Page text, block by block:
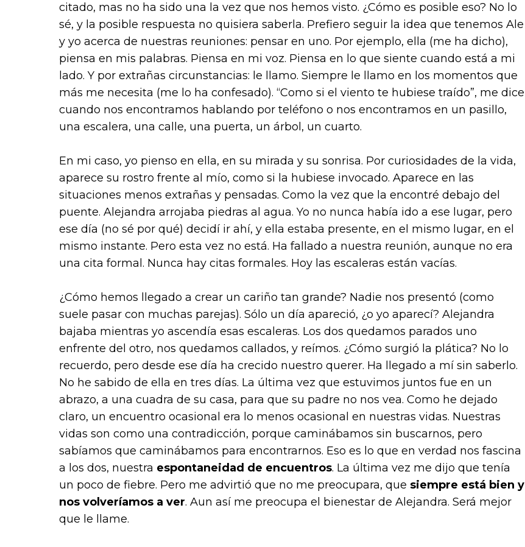
citado, mas no ha sido una la vez que nos hemos visto. ¿Cómo es posible eso? No lo
sé, y la posible respuesta no quisiera saberla. Prefiero seguir la idea que tenemos Ale
y yo acerca de nuestras reuniones: pensar en uno. Por ejemplo, ella (me ha dicho),
piensa en mis palabras. Piensa en mi voz. Piensa en lo que siente cuando está a mi
lado. Y por extrañas circunstancias: le llamo. Siempre le llamo en los momentos que
más me necesita (me lo ha confesado). “Como si el viento te hubiese traído”, me dice
cuando nos encontramos hablando por teléfono o nos encontramos en un pasillo,
una escalera, una calle, una puerta, un árbol, un cuarto.
En mi caso, yo pienso en ella, en su mirada y su sonrisa. Por curiosidades de la vida,
aparece su rostro frente al mío, como si la hubiese invocado. Aparece en las
situaciones menos extrañas y pensadas. Como la vez que la encontré debajo del
puente. Alejandra arrojaba piedras al agua. Yo no nunca había ido a ese lugar, pero
ese día (no sé por qué) decidí ir ahí, y ella estaba presente, en el mismo lugar, en el
mismo instante. Pero esta vez no está. Ha fallado a nuestra reunión, aunque no era
una cita formal. Nunca hay citas formales. Hoy las escaleras están vacías.
¿Cómo hemos llegado a crear un cariño tan grande? Nadie nos presentó (como
suele pasar con muchas parejas). Sólo un día apareció, ¿o yo aparecí? Alejandra
bajaba mientras yo ascendía esas escaleras. Los dos quedamos parados uno
enfrente del otro, nos quedamos callados, y reímos. ¿Cómo surgió la plática? No lo
recuerdo, pero desde ese día ha crecido nuestro querer. Ha llegado a mí sin saberlo.
No he sabido de ella en tres días. La última vez que estuvimos juntos fue en un
abrazo, a una cuadra de su casa, para que su padre no nos vea. Como he dejado
claro, un encuentro ocasional era lo menos ocasional en nuestras vidas. Nuestras
vidas son como una contradicción, porque caminábamos sin buscarnos, pero
sabíamos que caminábamos para encontrarnos. Eso es lo que en verdad nos fascina
a los dos, nuestra espontaneidad de encuentros. La última vez me dijo que tenía
un poco de fiebre. Pero me advirtió que no me preocupara, que siempre está bien y
nos volveríamos a ver. Aun así me preocupa el bienestar de Alejandra. Será mejor
que le llame.